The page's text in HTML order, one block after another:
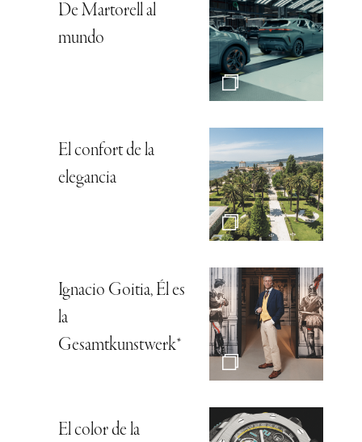
De Martorell al
mundo
El confort de la
elegancia
Ignacio Goitia, Él es
la
Gesamtkunstwerk*
El color de la